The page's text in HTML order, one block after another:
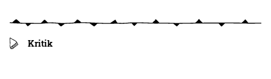
Kritik